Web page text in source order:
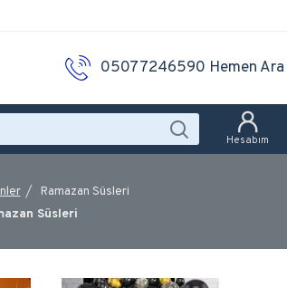
05077246590 Hemen Ara
Hesabım
Ramazan Süsleri
Süsleri